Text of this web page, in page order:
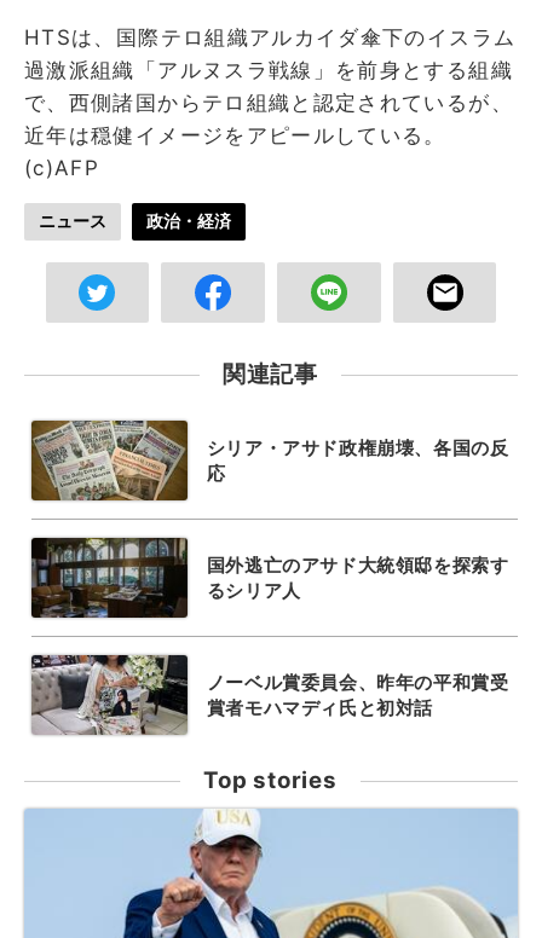
HTSは、国際テロ組織アルカイダ傘下のイスラム
過激派組織「アルヌスラ戦線」を前身とする組織
で、西側諸国からテロ組織と認定されているが、
近年は穏健イメージをアピールしている。
(c)AFP
ニュース 政治・経済
関連記事
シリア・アサド政権崩壊、各国の反
応
国外逃亡のアサド大統領邸を探索す
るシリア人
ノーベル賞委員会、昨年の平和賞受
賞者モハマディ氏と初対話
Top stories